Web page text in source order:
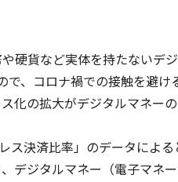
硬貨など実体を持たないデ
で、コロナ禍での接触を避け
化の拡大がデジタルマネーの
ス決済比率」のデータによる
デジタルマネー（電子マネ